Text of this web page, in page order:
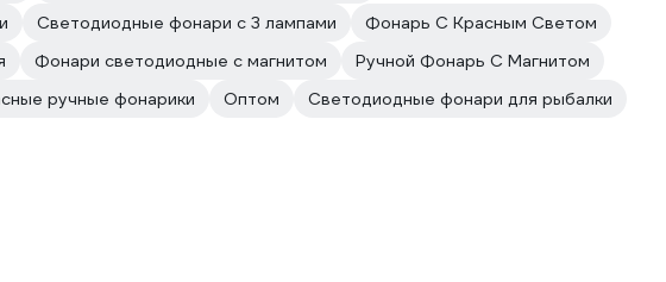
Светодиодные фонари с 3 лампами
Фонарь С Красным Светом
Фонари светодиодные с магнитом
Ручной Фонарь С Магнитом
ручные фонарики Оптом
Светодиодные фонари для рыбалки